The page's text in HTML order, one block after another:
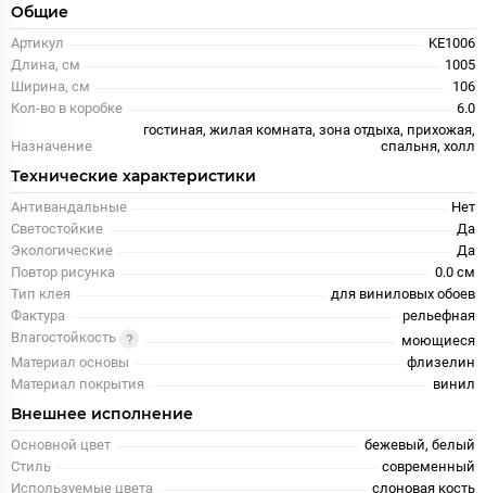
Общие
Артикул
KE1006
Длина, см
1005
Ширина, см
106
Кол-во в коробке
6.0
Назначение
гостиная, жилая комната, зона отдыха, прихожая,
спальня, холл
Технические характеристики
Антивандальные
Нет
Светостойкие
Да
Экологические
Да
Повтор рисунка
0.0 см
Тип клея
для виниловых обоев
Фактура
рельефная
Влагостойкость
моющиеся
Материал основы
флизелин
Материал покрытия
винил
Внешнее исполнение
Основной цвет
бежевый, белый
Стиль
современный
Используемые цвета
слоновая кость